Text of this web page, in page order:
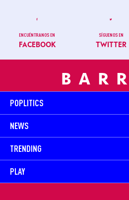
ENCUÉNTRANOS EN
FACEBOOK
SÍGUENOS EN
TWITTER
POPLITICS
NEWS
TRENDING
PLAY